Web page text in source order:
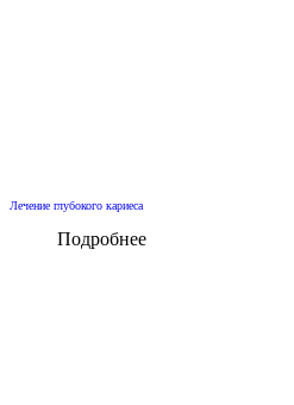
Лечение глубокого кариеса
Подробнее